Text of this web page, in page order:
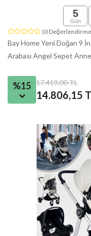
5
Gün
(0
Bay Home Yeni Doğan 9
Arabası Angel Sepet
%15 17.419,00 TL
14.806,15